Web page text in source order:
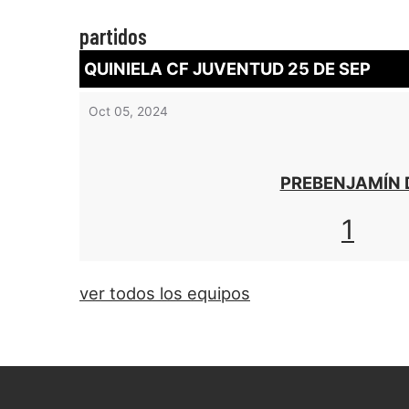
partidos
QUINIELA CF JUVENTUD 25 DE SEP
Oct 05, 2024
PREBENJAMÍN
1
ver todos los equipos